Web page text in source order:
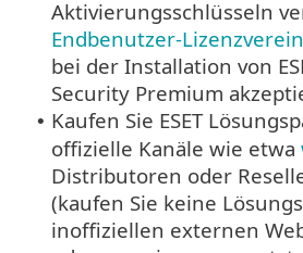
Aktivierungsschlüsseln
Endbenutzer-
bei der Installation von
Security Premium
• Kaufen Sie ESET
offizielle Kanäle wie etwa
Distributoren oder
(kaufen Sie keine
inoffiziellen externen